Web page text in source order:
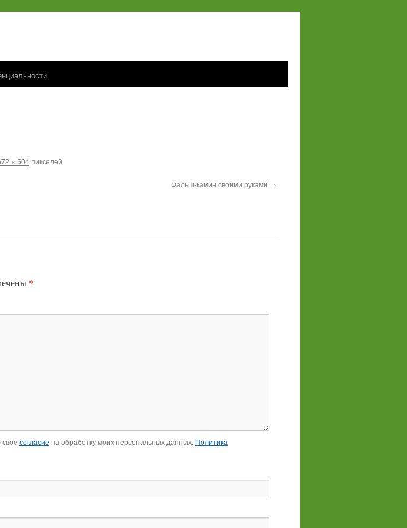
× 504пикселей
Фальш-камин своими руками
*
согласие на обработку моих персональных данных. Политика